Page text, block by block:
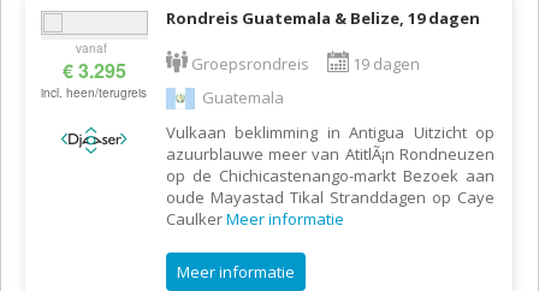
vanaf
€ 3.295
incl. heen/terugreis
Rondreis Guatemala & Belize, 19 dagen
Groepsrondreis
19 dagen
Guatemala
Vulkaan beklimming in Antigua Uitzicht op
azuurblauwe meer van AtitlÃ¡n Rondneuzen
op de Chichicastenango-markt Bezoek aan
oude Mayastad Tikal Stranddagen op Caye
CaulkerMeer informatie
Meer informatie